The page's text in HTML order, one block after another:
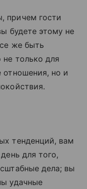
причем гости
будете этому не
же быть
только для
отношения, но и
тенденций, вам
для того,
дела; вы
удачные